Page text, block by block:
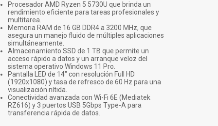
Procesador AMD Ryzen 5 5730U que brinda un
rendimiento eficiente para tareas profesionales y
multitarea.
Memoria RAM de 16 GB DDR4 a 3200 MHz, que
asegura un manejo fluido de múltiples aplicaciones
simultáneamente.
Almacenamiento SSD de 1 TB que permite un
acceso rápido a datos y un arranque veloz del
sistema operativo Windows 11 Pro.
Pantalla LED de 14" con resolución Full HD
(1920x1080) y tasa de refresco de 60 Hz para una
visualización nítida.
Conectividad avanzada con Wi-Fi 6E (Mediatek
RZ616) y 3 puertos USB 5Gbps Type-A para
transferencia rápida de datos.